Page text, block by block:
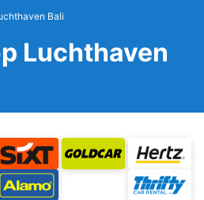
Bali
Luchthaven